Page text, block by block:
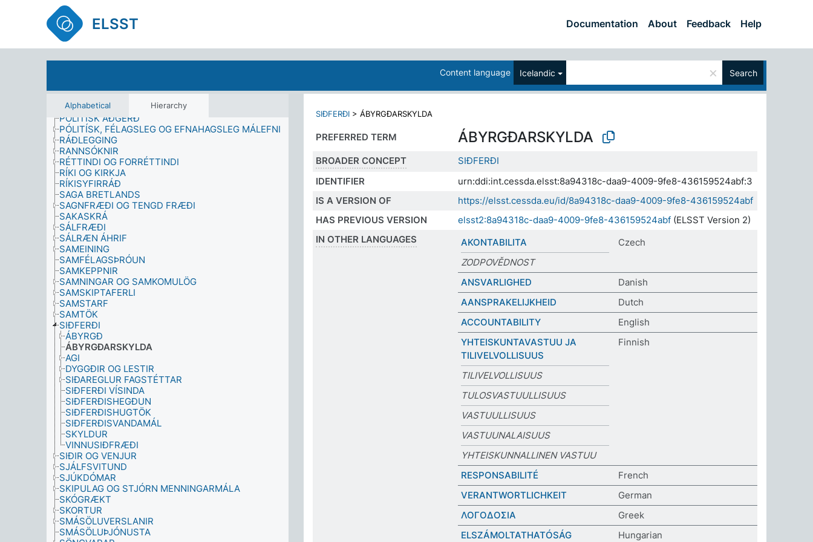
ELSST Documentation About Feedback Help
Content language Icelandic × Search
Alphabetical Hierarchy
NÁTTÚRUFRÆÐI
NEMENDUR
NEYSLA
NEYTENDAÞJÓNUSTA
OPINBER ÞJÓNUSTA
PLÁGUR
PÓLITÍSK AÐGERÐ
PÓLITÍSK, FÉLAGSLEG OG EFNAHAGSLEG MÁLEFNI
RÁÐLEGGING
RANNSÓKNIR
RÉTTINDI OG FORRÉTTINDI
RÍKI OG KIRKJA
RÍKISYFIRRÁÐ
SAGA BRETLANDS
SAGNFRÆÐI OG TENGD FRÆÐI
SAKASKRÁ
SÁLFRÆÐI
SÁLRÆN ÁHRIF
SAMEINING
SAMFÉLAGSÞRÓUN
SAMKEPPNIR
SAMNINGAR OG SAMKOMULÖG
SAMSKIPTAFERLI
SAMSTARF
SAMTÖK
SIÐFERÐI
ÁBYRGÐ
ÁBYRGÐARSKYLDA
AGI
DYGGÐIR OG LESTIR
SIÐAREGLUR FAGSTÉTTAR
SIÐFERÐI VÍSINDA
SIÐFERÐISHEGÐUN
SIÐFERÐISHUGTÖK
SIÐFERÐISVANDAMÁL
SKYLDUR
VINNUSIÐFRÆÐI
SIÐIR OG VENJUR
SJÁLFSVITUND
SJÚKDÓMAR
SKIPULAG OG STJÓRN MENNINGARMÁLA
SKÓGRÆKT
SKORTUR
SMÁSÖLUVERSLANIR
SMÁSÖLUÞJÓNUSTA
SIÐFERÐI > ÁBYRGÐARSKYLDA
PREFERRED TERM ÁBYRGÐARSKYLDA
BROADER CONCEPT
SIÐFERÐI
IDENTIFIER
urn:ddi:int.cessda.elsst:8a94318c-daa9-4009-9fe8-436159524abf:3
IS A VERSION OF
https://elsst.cessda.eu/id/8a94318c-daa9-4009-9fe8-436159524abf
HAS PREVIOUS VERSION
elsst2:8a94318c-daa9-4009-9fe8-436159524abf (ELSST Version 2)
IN OTHER LANGUAGES
AKONTABILITA
Czech
ZODPOVĚDNOST
ANSVARLIGHED
Danish
AANSPRAKELIJKHEID
Dutch
ACCOUNTABILITY
English
YHTEISKUNTAVASTUU JA
TILIVELVOLLISUUS
Finnish
TILIVELVOLLISUUS
TULOSVASTUULLISUUS
VASTUULLISUUS
VASTUUNALAISUUS
YHTEISKUNNALLINEN VASTUU
RESPONSABILITÉ
French
VERANTWORTLICHKEIT
German
ΛΟΓΟΔΟΣΙΑ
Greek
ELSZÁMOLTATHATÓSÁG
Hungarian